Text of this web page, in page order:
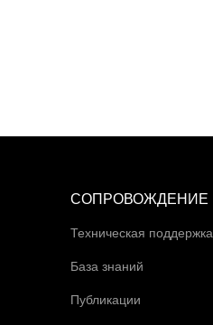
СОПРОВОЖДЕНИЕ
Техническая поддержка
База знаний
Публикации